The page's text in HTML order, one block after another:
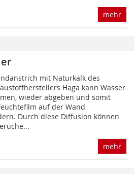
mehr
mit Naturkalk des
Haga kann Wasser
wieder abgeben und somit
auf der Wand
Durch diese Diffusion können
mehr